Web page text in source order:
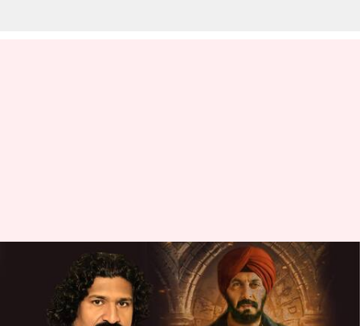
सलमान खान की 'अंतिम' पर भड़के
मूल फिल्म के निर्देशक, कहा- रीमेक
बनाकर कचरा कर दिया